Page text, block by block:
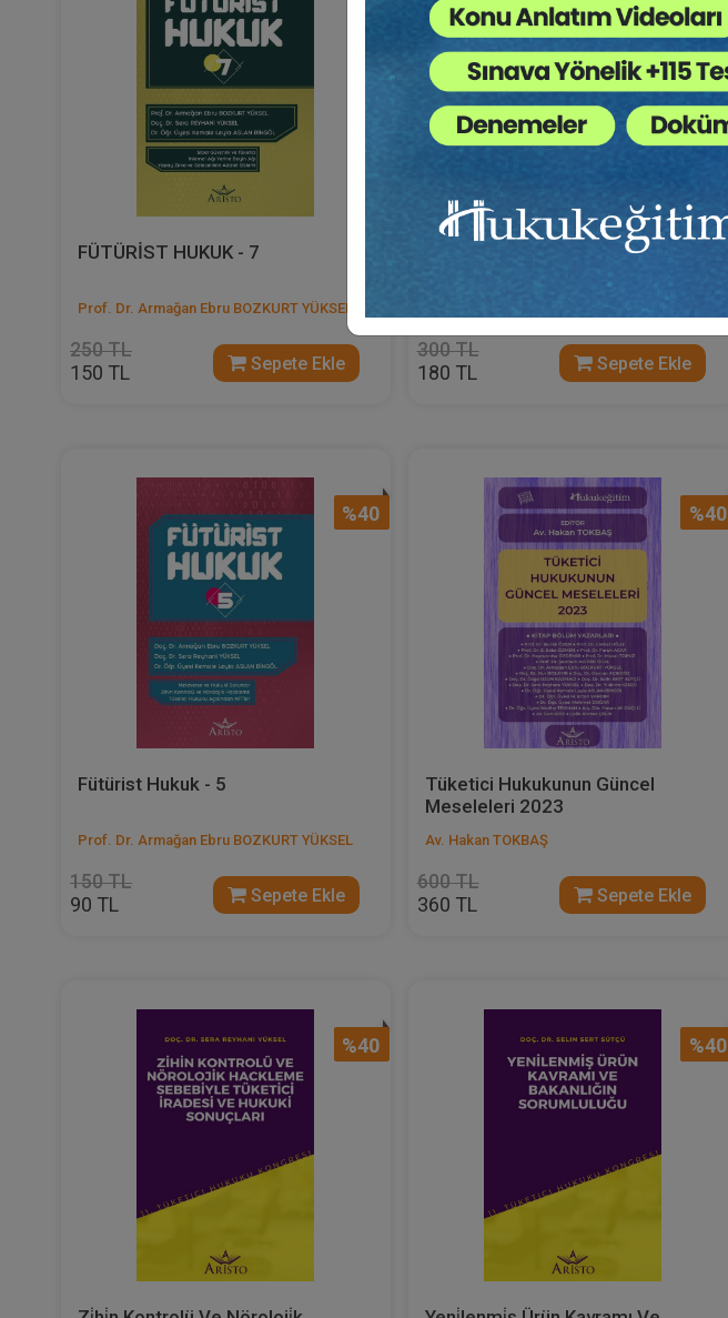
FÜTÜRİST HUKUK - 7
Prof. Dr. Armağan Ebru BOZKURT YÜKSEL
250 TL
150 TL Sepete Ekle
Tüketici Hukukunun Güncel
300 TL
180 TL Sepete Ekle
%40
Fütürist Hukuk - 5
Prof. Dr. Armağan Ebru BOZKURT YÜKSEL
150 TL
90 TL Sepete Ekle
%40
Tüketici Hukukunun Güncel
Meseleleri 2023
Av. Hakan TOKBAŞ
600 TL
360 TL Sepete Ekle
%40 %40